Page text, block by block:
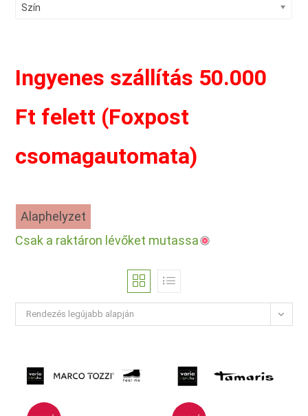
Szín
Ingyenes szállítás 50.000
Ft felett (Foxpost
csomagautomata)
Alaphelyzet
Csak a raktáron lévőket mutassa
Rendezés legújabb alapján